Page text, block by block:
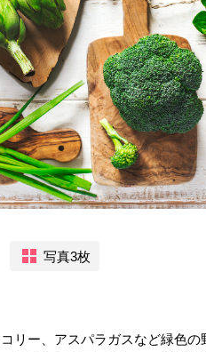
写真3枚
リー、アスパラガスなど緑色